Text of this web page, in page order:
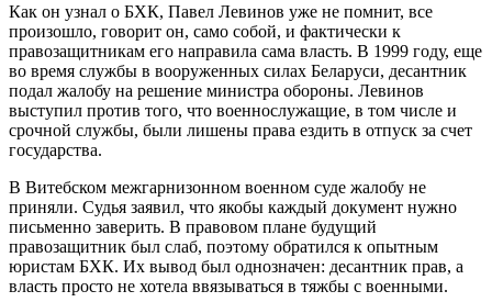
Как он узнал о БХК, Павел Левинов уже не помнит, все
произошло, говорит он, само собой, и фактически к
правозащитникам его направила сама власть. В 1999 году, еще
во время службы в вооруженных силах Беларуси, десантник
подал жалобу на решение министра обороны. Левинов
выступил против того, что военнослужащие, в том числе и
срочной службы, были лишены права ездить в отпуск за счет
государства.
В Витебском межгарнизонном военном суде жалобу не
приняли. Судья заявил, что якобы каждый документ нужно
письменно заверить. В правовом плане будущий
правозащитник был слаб, поэтому обратился к опытным
юристам БХК. Их вывод был однозначен: десантник прав, а
власть просто не хотела ввязываться в тяжбы с военными.